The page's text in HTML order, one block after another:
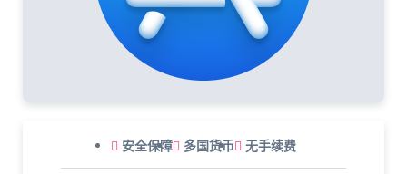
安全保障 多国货币 无手续费